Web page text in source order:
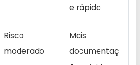
e rápido
Risco
moderado
Mais
documentaç